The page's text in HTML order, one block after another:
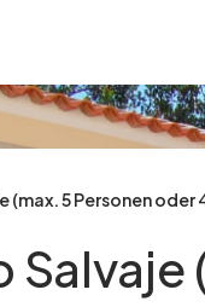
5 Personen oder
Salvaje